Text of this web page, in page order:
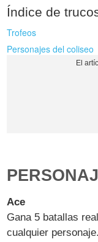
Índice de
Trofeos
Personajes del coliseo
Ace
Gana 5 batallas
cualquier personaje.